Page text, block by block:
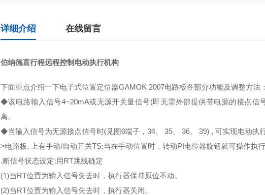
详细介绍 在线留言
伯纳德直行程远程控制电动执行机构
下面重点介绍一下电子式位置定位器GAMOK 2007电路板各部分功能及调整方法：
◆该电路输入信号4~20mA或无源开关量信号(即无需外部提供带电源的接点信
离。
◆当输入信号为无源接点信号时(见图6端子，34、 35、 36、 39) , 可实现电动执
>电路板. 上有手动/自动开关TS;当在手动位置时，转动PI电位器旋钮就可操作执行
.断信号状态设定:用RT跳线确定
(1)当RT位置为输入信号失去时，执行器保持原位不动。
(2)当RT位置为输入信号失去时，执行器关闭。